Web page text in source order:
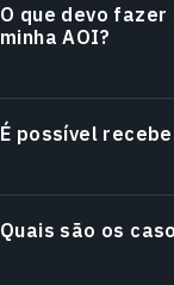
O que devo
minha AOI?
É possível
Quais são os